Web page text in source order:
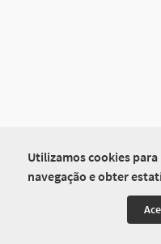
Utilizamos cookies
navegação e obter